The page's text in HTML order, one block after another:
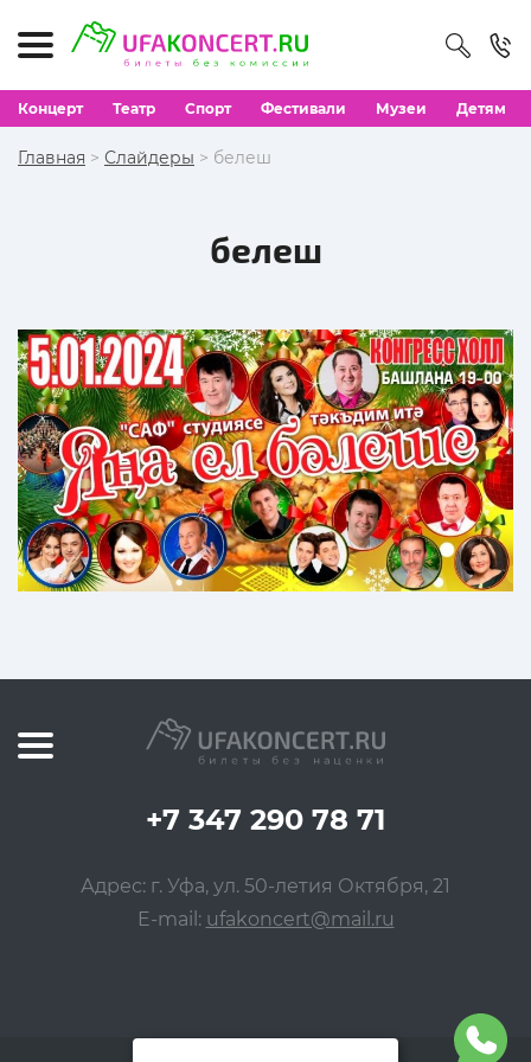
Концерт Театр Спорт Фестивали Музеи Детям
Главная > Слайдеры > белеш
белеш
+7 347 290 78 71
Адрес: г. Уфа, ул. 50-летия Октября, 21
E-mail: ufakoncert@mail.ru